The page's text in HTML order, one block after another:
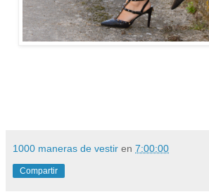
1000 maneras de vestir en 7:00:00
Compartir